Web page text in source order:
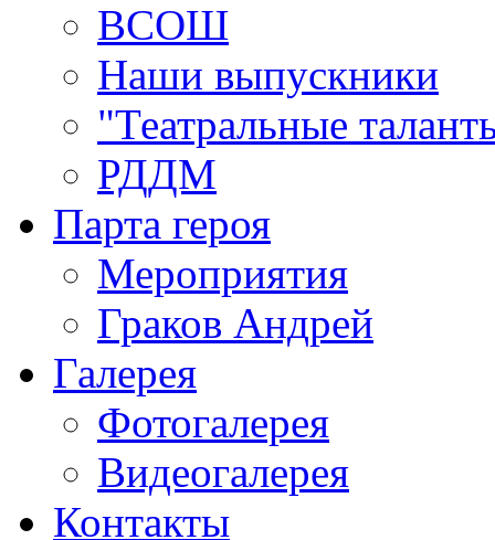
ВСОШ
Наши выпускники
"Театральные
РДДМ
Парта героя
Мероприятия
Граков Андрей
Галерея
Фотогалерея
Видеогалерея
Контакты